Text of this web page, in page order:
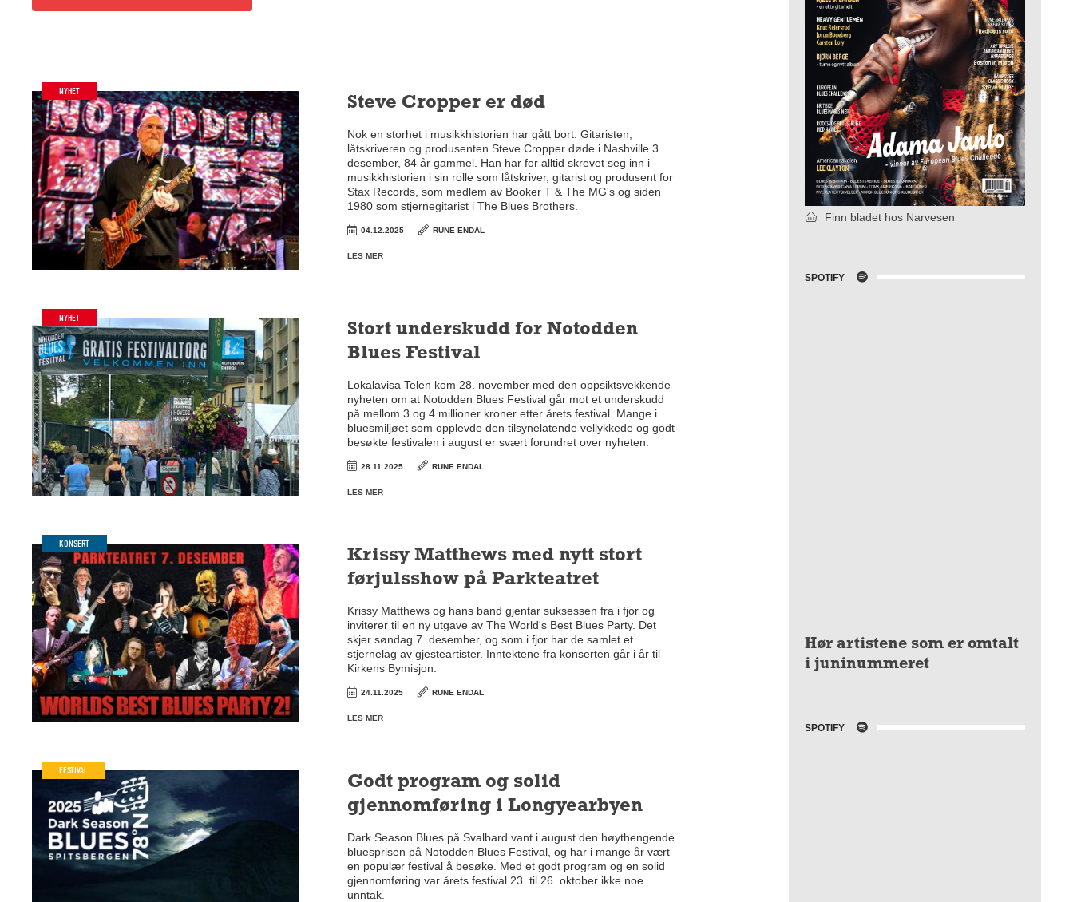
NYHET
Steve Cropper er død
Nok en storhet i musikkhistorien har gått bort. Gitaristen,
låtskriveren og produsenten Steve Cropper døde i Nashville 3.
desember, 84 år gammel. Han har for alltid skrevet seg inn i
musikkhistorien i sin rolle som låtskriver, gitarist og produsent for
Stax Records, som medlem av Booker T & The MG's og siden
1980 som stjernegitarist i The Blues Brothers.
04.12.2025 RUNE ENDAL
LES MER
NYHET
Stort underskudd for Notodden
Blues Festival
Lokalavisa Telen kom 28. november med den oppsiktsvekkende
nyheten om at Notodden Blues Festival går mot et underskudd
på mellom 3 og 4 millioner kroner etter årets festival. Mange i
bluesmiljøet som opplevde den tilsynelatende vellykkede og godt
besøkte festivalen i august er svært forundret over nyheten.
28.11.2025 RUNE ENDAL
LES MER
KONSERT
Krissy Matthews med nytt stort
førjulsshow på Parkteatret
Krissy Matthews og hans band gjentar suksessen fra i fjor og
inviterer til en ny utgave av The World's Best Blues Party. Det
skjer søndag 7. desember, og som i fjor har de samlet et
stjernelag av gjesteartister. Inntektene fra konserten går i år til
Kirkens Bymisjon.
24.11.2025 RUNE ENDAL
LES MER
FESTIVAL
Godt program og solid
gjennomføring i Longyearbyen
Dark Season Blues på Svalbard vant i august den høythengende
bluesprisen på Notodden Blues Festival, og har i mange år vært
en populær festival å besøke. Med et godt program og en solid
gjennomføring var årets festival 23. til 26. oktober ikke noe
unntak.
Finn bladet hos Narvesen
SPOTIFY
Hør artistene som er omtalt
i juninummeret
SPOTIFY